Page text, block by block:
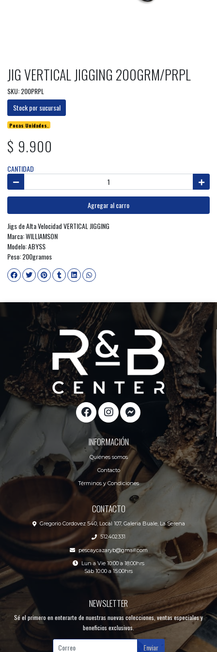
JIG VERTICAL JIGGING 200GRM/PRPL
SKU: 200PRPL
Stock por sucursal
Pocas Unidades.
$ 9.900
CANTIDAD
Agregar al carro
Jigs de Alta Velocidad VERTICAL JIGGING
Marca: WILLIAMSON
Modelo: ABYSS
Peso: 200gramos
INFORMACIÓN
Quiénes somos
Contacto
Términos y Condiciones
CONTACTO
Gregorio Cordovez 540, Local 107, Galeria Buale, La Serena
512402331
pescaycazaryb@gmail.com
Lun a Vie 10:00 a 18:00hrs
Sáb 10:00 a 15:00hrs
NEWSLETTER
Sé el primero en enterarte de nuestras nuevas colecciones, ventas especiales y
beneficios exclusivos.
Enviar